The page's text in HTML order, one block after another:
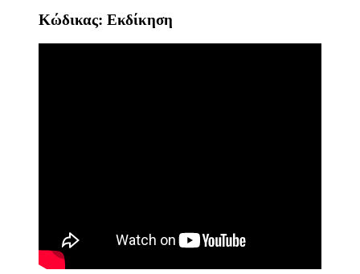
Κώδικας: Εκδίκηση